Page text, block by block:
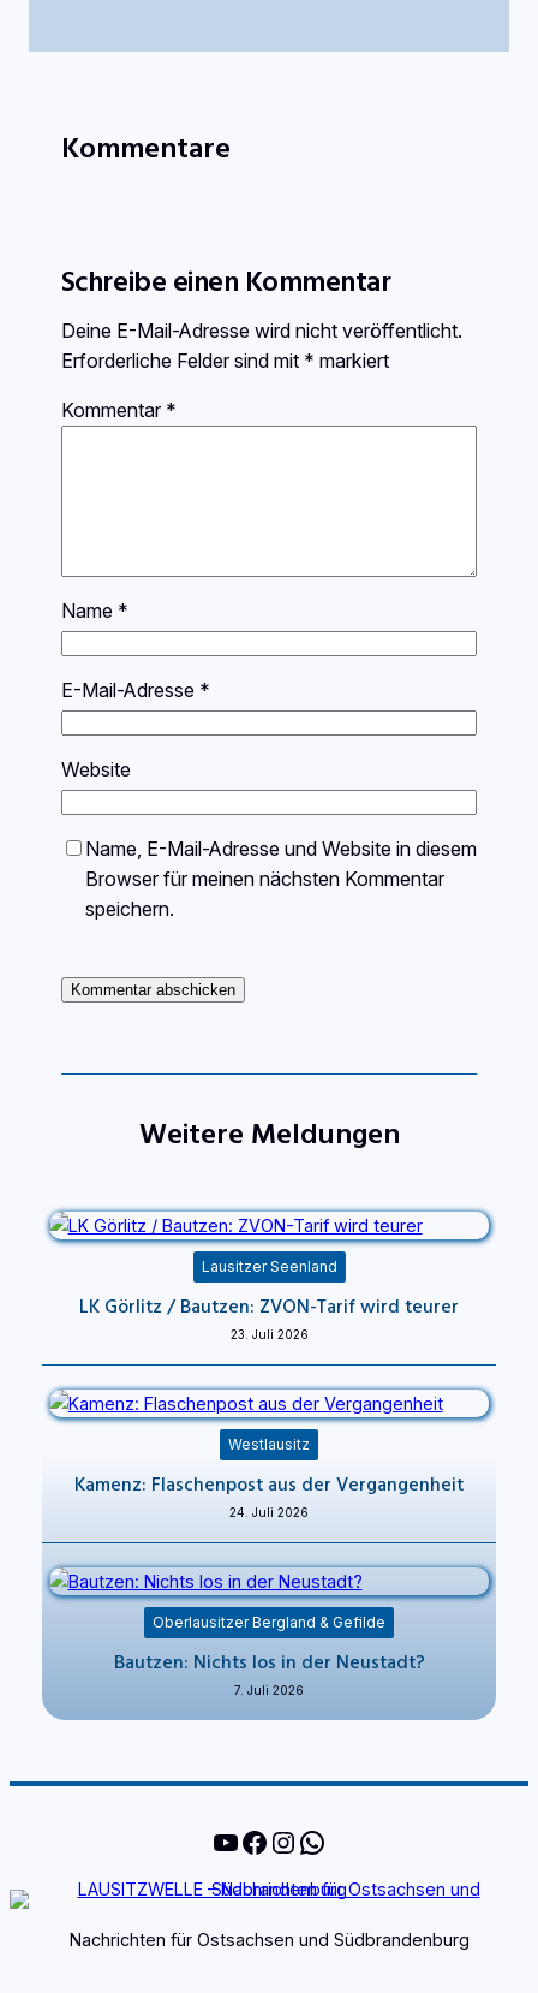
Kommentare
Schreibe einen Kommentar
Deine E-Mail-Adresse wird nicht veröffentlicht.
Erforderliche Felder sind mit * markiert
Kommentar *
Name *
E-Mail-Adresse *
Website
Name, E-Mail-Adresse und Website in diesem
Browser für meinen nächsten Kommentar
speichern.
Weitere Meldungen
Lausitzer Seenland
LK Görlitz / Bautzen: ZVON-Tarif wird teurer
23. Juli 2026
Westlausitz
Kamenz: Flaschenpost aus der Vergangenheit
24. Juli 2026
Oberlausitzer Bergland & Gefilde
Bautzen: Nichts los in der Neustadt?
7. Juli 2026
YouTube
Facebook
Instagram
WhatsApp
Nachrichten für Ostsachsen und Südbrandenburg